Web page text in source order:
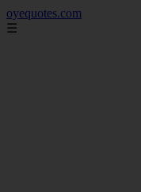
oyequotes.com
☰